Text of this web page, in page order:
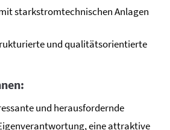
starkstromtechnischen Anlagen
und qualitätsorientierte
und herausfordernde
eine attraktive